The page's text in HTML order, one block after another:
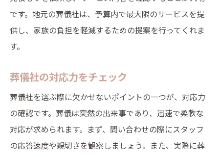
です。地元の葬儀社は、予算内で最大限のサービスを提
供し、家族の負担を軽減するための提案を行ってくれま
す。
葬儀社の対応力をチェック
葬儀社を選ぶ際に欠かせないポイントの一つが、対応力
の確認です。葬儀は突然の出来事であり、迅速で柔軟な
対応が求められます。まず、問い合わせの際にスタッフ
の応答速度や親切さを観察しましょう。また、実際に葬